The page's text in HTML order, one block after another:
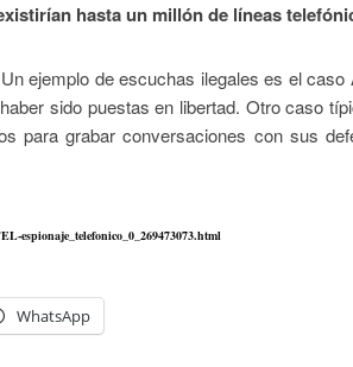
hasta un millón de líneas
ejemplo de escuchas ilegales es el
sido puestas en libertad. Otro caso
para grabar conversaciones con sus
espionaje_telefonico_0_269473073.html
WhatsApp